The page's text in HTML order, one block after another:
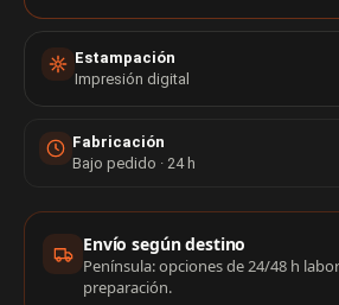
Estampación
Impresión digital
Fabricación
Bajo pedido · 24 h
Información de compra
Envío según destino
Península: opciones de 24/48 h
preparación.